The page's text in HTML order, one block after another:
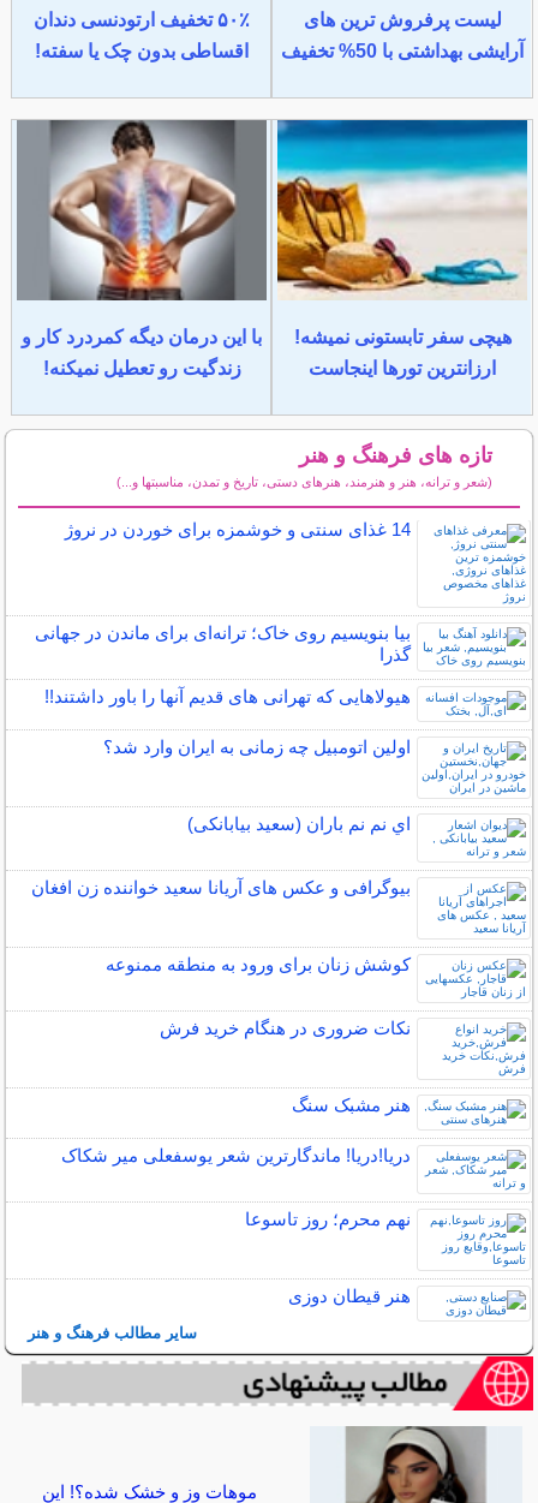
لیست پرفروش ترین های
آرایشی بهداشتی با 50% تخفیف
۵۰٪ تخفیف ارتودنسی دندان
اقساطی بدون چک یا سفته!
هیچی سفر تابستونی نمیشه!
ارزانترین تورها اینجاست
با این درمان دیگه کمردرد کار و
زندگیت رو تعطیل نمیکنه!
تازه های فرهنگ و هنر
(شعر و ترانه، هنر و هنرمند، هنرهای دستی، تاریخ و تمدن، مناسبتها و...)
14 غذای سنتی و خوشمزه برای خوردن در نروژ
بیا بنویسیم روی خاک؛ ترانه‌ای برای ماندن در جهانی
گذرا
هیولاهایی که تهرانی های قدیم آنها را باور داشتند!!
اولین اتومبیل چه زمانی به ایران وارد شد؟
اي نم نم باران (سعید بیابانکی)
بیوگرافی و عکس های آریانا سعید خواننده زن افغان
کوشش زنان برای ورود به منطقه ممنوعه
نکات ضروری در هنگام خرید فرش
هنر مشبک سنگ
دریا!دریا! ماندگارترین شعر یوسفعلی میر شکاک
نهم محرم؛ روز تاسوعا
هنر قیطان دوزی
سایر مطالب فرهنگ و هنر
موهات وز و خشک شده؟! این